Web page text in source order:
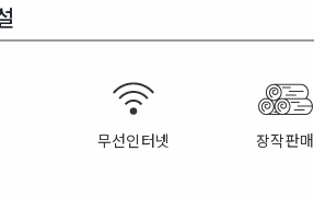
무선인터넷 장작판매